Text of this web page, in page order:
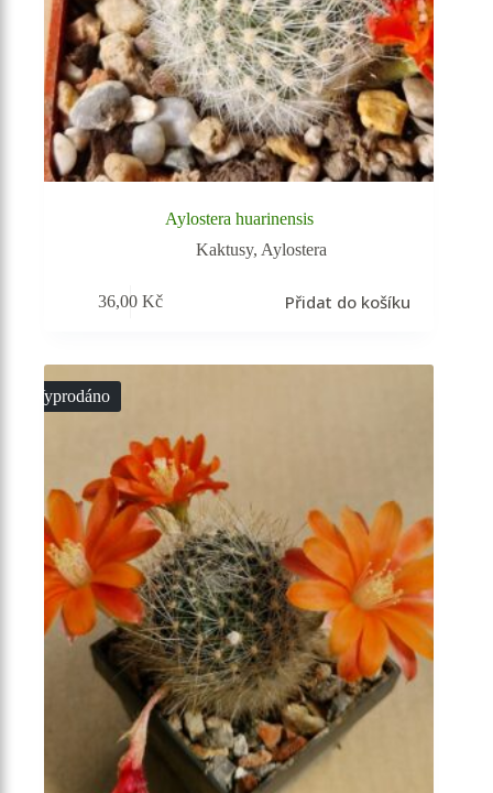
Aylostera huarinensis
Kaktusy, Aylostera
36,00Kč Přidat do košíku
Vyprodáno